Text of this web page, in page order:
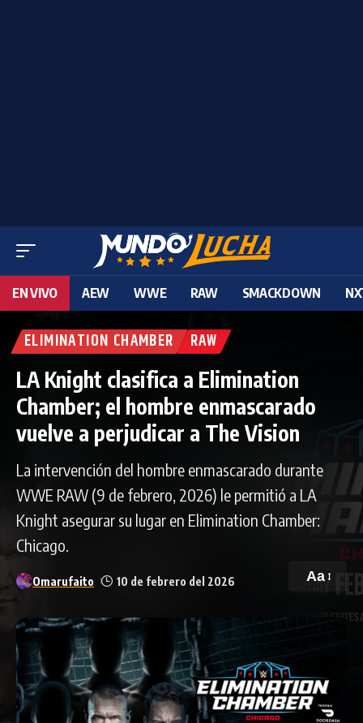
EN VIVO AEW WWE RAW SMACKDOWN
ELIMINATION CHAMBER RAW
LA Knight clasifica a Elimination
Chamber; el hombre enmascarado
vuelve a perjudicar a The Vision
La intervención del hombre enmascarado durante
WWE RAW (9 de febrero, 2026) le permitió a LA
Knight asegurar su lugar en Elimination Chamber:
Chicago.
Omarufaito 10 de febrero del 2026 Aa